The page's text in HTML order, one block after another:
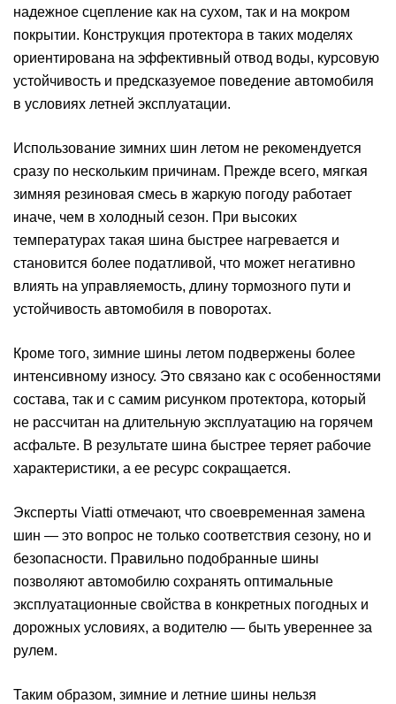
надежное сцепление как на сухом, так и на мокром
покрытии. Конструкция протектора в таких моделях
ориентирована на эффективный отвод воды, курсовую
устойчивость и предсказуемое поведение автомобиля
в условиях летней эксплуатации.
Использование зимних шин летом не рекомендуется
сразу по нескольким причинам. Прежде всего, мягкая
зимняя резиновая смесь в жаркую погоду работает
иначе, чем в холодный сезон. При высоких
температурах такая шина быстрее нагревается и
становится более податливой, что может негативно
влиять на управляемость, длину тормозного пути и
устойчивость автомобиля в поворотах.
Кроме того, зимние шины летом подвержены более
интенсивному износу. Это связано как с особенностями
состава, так и с самим рисунком протектора, который
не рассчитан на длительную эксплуатацию на горячем
асфальте. В результате шина быстрее теряет рабочие
характеристики, а ее ресурс сокращается.
Эксперты Viatti отмечают, что своевременная замена
шин — это вопрос не только соответствия сезону, но и
безопасности. Правильно подобранные шины
позволяют автомобилю сохранять оптимальные
эксплуатационные свойства в конкретных погодных и
дорожных условиях, а водителю — быть увереннее за
рулем.
Таким образом, зимние и летние шины нельзя